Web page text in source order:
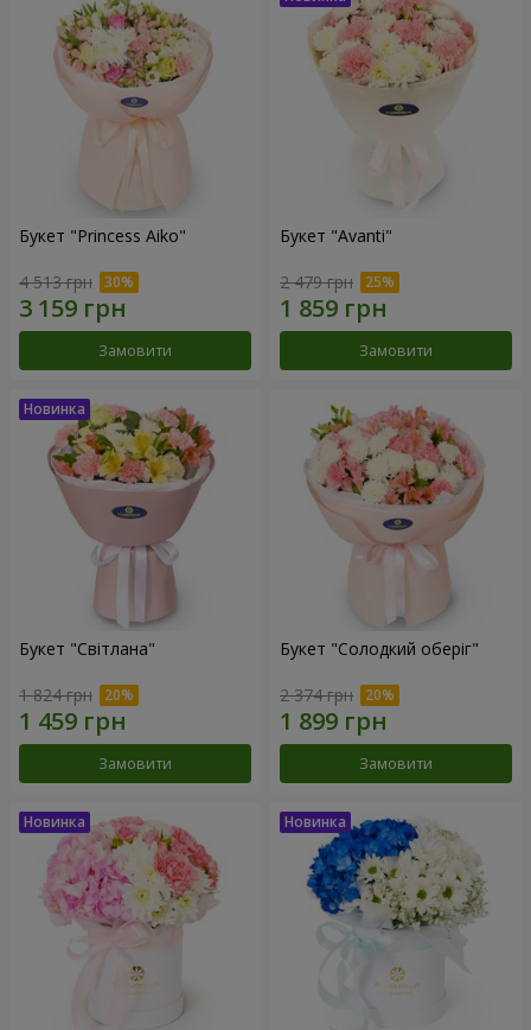
Букет "Princess Aiko"
4 513 грн
Замовити
Букет "Avanti"
2 479 грн
Замовити
Букет "Світлана"
1 824 грн
Замовити
Букет "Солодкий оберіг"
2 374 грн
Замовити